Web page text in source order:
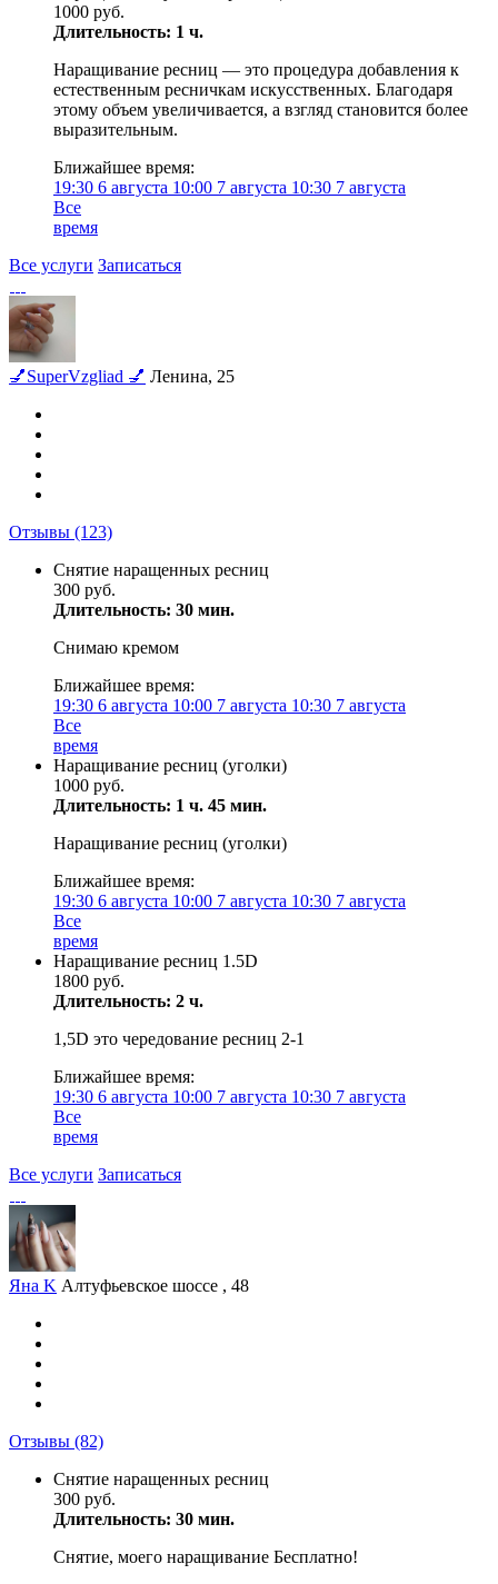
1000 руб.
Длительность: 1 ч.
Наращивание ресниц — это процедура добавления к
естественным ресничкам искусственных. Благодаря
этому объем увеличивается, а взгляд становится более
выразительным.
Ближайшее время:
19:30 6 августа 10:00 7 августа 10:30 7 августа
Все
время
Все услуги Записаться
💅SuperVzgliad 💅 Ленина, 25
Отзывы (123)
Снятие наращенных ресниц
300 руб.
Длительность: 30 мин.
Снимаю кремом
Ближайшее время:
19:30 6 августа 10:00 7 августа 10:30 7 августа
Все
время
Наращивание ресниц (уголки)
1000 руб.
Длительность: 1 ч. 45 мин.
Наращивание ресниц (уголки)
Ближайшее время:
19:30 6 августа 10:00 7 августа 10:30 7 августа
Все
время
Наращивание ресниц 1.5D
1800 руб.
Длительность: 2 ч.
1,5D это чередование ресниц 2-1
Ближайшее время:
19:30 6 августа 10:00 7 августа 10:30 7 августа
Все
время
Все услуги Записаться
Яна K Алтуфьевское шоссе , 48
Отзывы (82)
Снятие наращенных ресниц
300 руб.
Длительность: 30 мин.
Снятие, моего наращивание Бесплатно!